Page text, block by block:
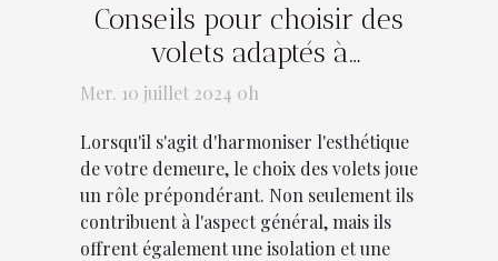
Conseils pour choisir des
volets adaptés à
l'architecture de votre
Mer. 10 juillet 2024 0h
Lorsqu'il s'agit d'harmoniser l'esthétique
de votre demeure, le choix des volets joue
un rôle prépondérant. Non seulement ils
contribuent à l'aspect général, mais ils
offrent également une isolation et une